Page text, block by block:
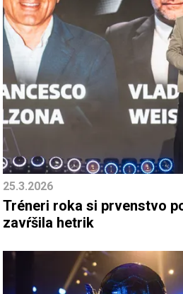
25.3.2026
Tréneri roka si prvenstvo
zavŕšila hetrik